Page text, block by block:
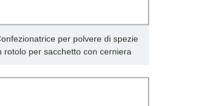
per polvere di spezie
rotolo per sacchetto con cerniera